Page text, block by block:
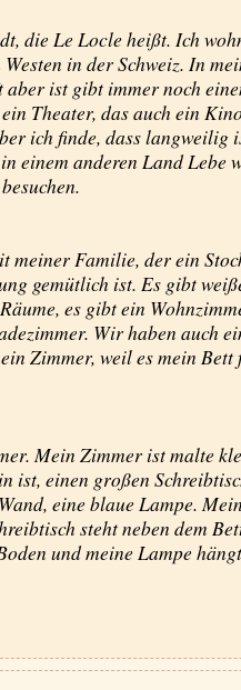
die Le Locle heißt. Ich
in der Schweiz. In
ist gibt immer noch
Theater, das auch ein
ich finde, dass langweilig
einem anderen Land Lebe
meiner Familie, der ein
gemütlich ist. Es gibt
es gibt ein
Wir haben auch
Zimmer, weil es mein Bett
Mein Zimmer ist malte
ist, einen großen
eine blaue Lampe.
steht neben dem
und meine Lampe